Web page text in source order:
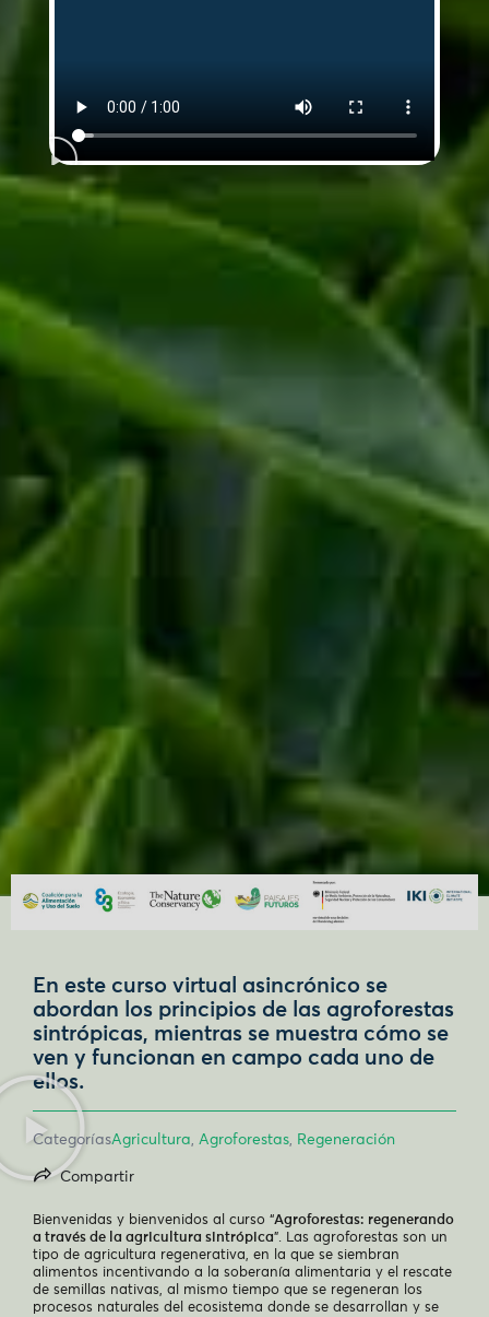
En este curso virtual asincrónico se
abordan los principios de las agroforestas
sintrópicas, mientras se muestra cómo se
ven y funcionan en campo cada uno de
ellos.
CategoríasAgricultura, Agroforestas, Regeneración
Compartir
Bienvenidas y bienvenidos al curso “Agroforestas: regenerando
a través de la agricultura sintrópica”. Las agroforestas son un
tipo de agricultura regenerativa, en la que se siembran
alimentos incentivando a la soberanía alimentaria y el rescate
de semillas nativas, al mismo tiempo que se regeneran los
procesos naturales del ecosistema donde se desarrollan y se